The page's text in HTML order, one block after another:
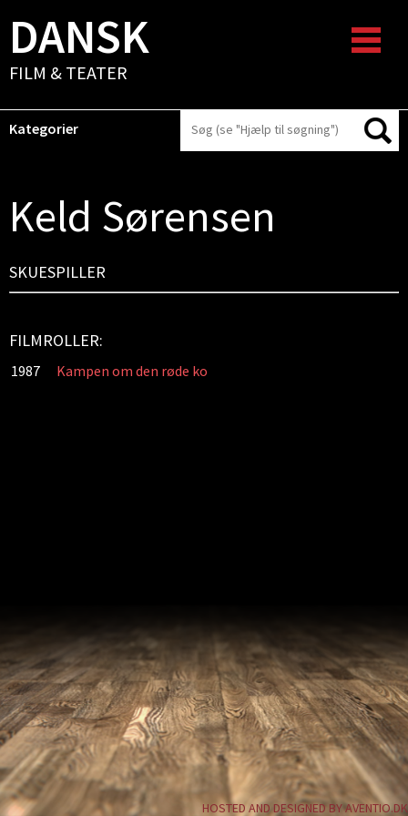
DANSK
FILM & TEATER
Kategorier
Keld Sørensen
SKUESPILLER
FILMROLLER:
1987 Kampen om den røde ko
HOSTED AND DESIGNED BY AVENTIO.DK